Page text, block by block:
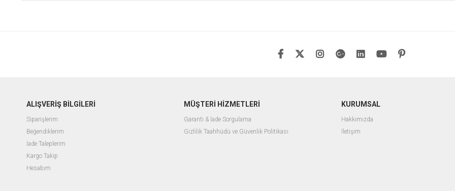
ALIŞVERİŞ BİLGİLERİ
Siparişlerim
Beğendiklerim
İade Taleplerim
Kargo Takip
Hesabım
MÜŞTERİ HİZMETLERİ
Garanti & İade Sorgulama
Gizlilik Taahhüdü ve Güvenlik Politikası
KURUMSAL
Hakkımızda
İletişim